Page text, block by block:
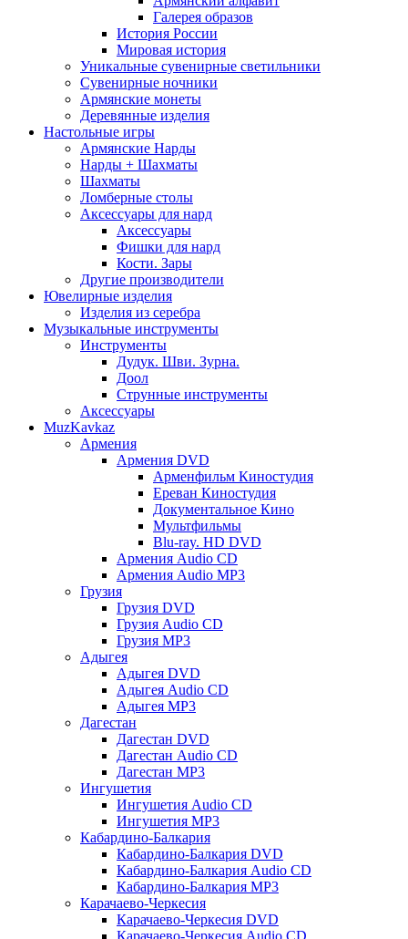
Галерея образов
История России
Мировая история
Уникальные сувенирные светильники
Сувенирные ночники
Армянские монеты
Деревянные изделия
Настольные игры
Армянские Нарды
Нарды + Шахматы
Шахматы
Ломберные столы
Аксессуары для нард
Аксессуары
Фишки для нард
Кости. Зары
Другие производители
Ювелирные изделия
Изделия из серебра
Музыкальные инструменты
Инструменты
Дудук. Шви. Зурна.
Доол
Струнные инструменты
Аксессуары
MuzKavkaz
Армения
Армения DVD
Арменфильм Киностудия
Ереван Киностудия
Документальное Кино
Мультфильмы
Blu-ray. HD DVD
Армения Audio CD
Армения Audio MP3
Грузия
Грузия DVD
Грузия Audio CD
Грузия MP3
Адыгея
Адыгея DVD
Адыгея Audio CD
Адыгея MP3
Дагестан
Дагестан DVD
Дагестан Audio CD
Дагестан MP3
Ингушетия
Ингушетия Audio CD
Ингушетия MP3
Кабардино-Балкария
Кабардино-Балкария DVD
Кабардино-Балкария Audio CD
Кабардино-Балкария MP3
Карачаево-Черкесия
Карачаево-Черкесия DVD
Карачаево-Черкесия Audio CD